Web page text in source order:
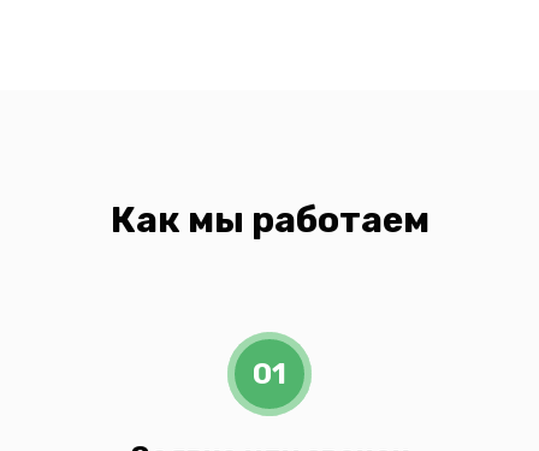
Как мы работаем
01